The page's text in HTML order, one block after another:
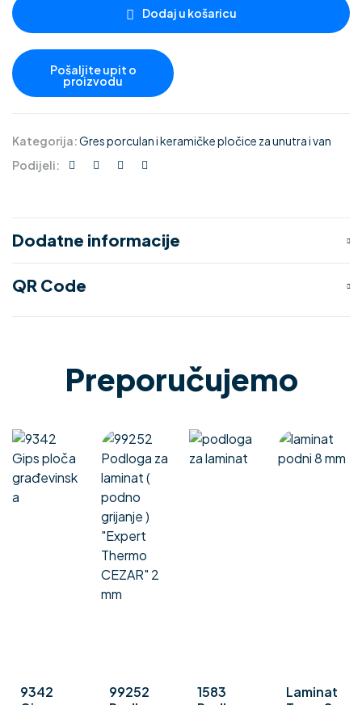
Dodaj u košaricu
Kategorija:Gres porculan i keramičke pločice za unutra i van
Podijeli:
Dodatne informacije
QR Code
Preporučujemo
9342
99252
1583
Laminat